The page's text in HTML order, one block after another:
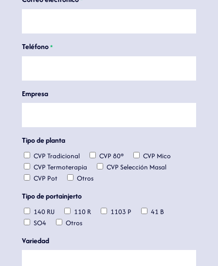
Teléfono*
Empresa
Tipo de planta
CVP Tradicional CVP 80®
CVP Mico
CVP Termoterapia
CVP Selección Masal
CVP Pot
Otros
Tipo de portainjerto
140 RU 110 R 1103 P
41 B
SO4
Otros
Variedad